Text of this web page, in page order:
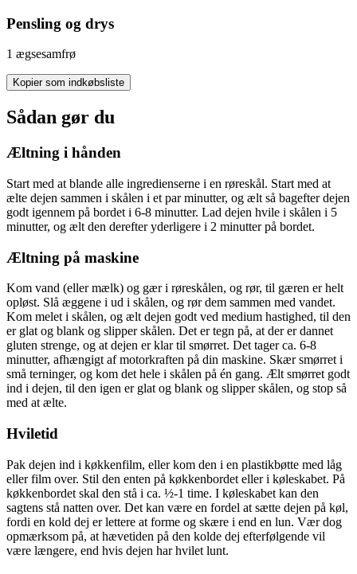
Pensling og drys
1 ægsesamfrø
Kopier som indkøbsliste
Sådan gør du
Æltning i hånden
Start med at blande alle ingredienserne i en røreskål. Start med at
ælte dejen sammen i skålen i et par minutter, og ælt så bagefter dejen
godt igennem på bordet i 6-8 minutter. Lad dejen hvile i skålen i 5
minutter, og ælt den derefter yderligere i 2 minutter på bordet.
Æltning på maskine
Kom vand (eller mælk) og gær i røreskålen, og rør, til gæren er helt
opløst. Slå æggene i ud i skålen, og rør dem sammen med vandet.
Kom melet i skålen, og ælt dejen godt ved medium hastighed, til den
er glat og blank og slipper skålen. Det er tegn på, at der er dannet
gluten strenge, og at dejen er klar til smørret. Det tager ca. 6-8
minutter, afhængigt af motorkraften på din maskine. Skær smørret i
små terninger, og kom det hele i skålen på én gang. Ælt smørret godt
ind i dejen, til den igen er glat og blank og slipper skålen, og stop så
med at ælte.
Hviletid
Pak dejen ind i køkkenfilm, eller kom den i en plastikbøtte med låg
eller film over. Stil den enten på køkkenbordet eller i køleskabet. På
køkkenbordet skal den stå i ca. ½-1 time. I køleskabet kan den
sagtens stå natten over. Det kan være en fordel at sætte dejen på køl,
fordi en kold dej er lettere at forme og skære i end en lun. Vær dog
opmærksom på, at hævetiden på den kolde dej efterfølgende vil
være længere, end hvis dejen har hvilet lunt.